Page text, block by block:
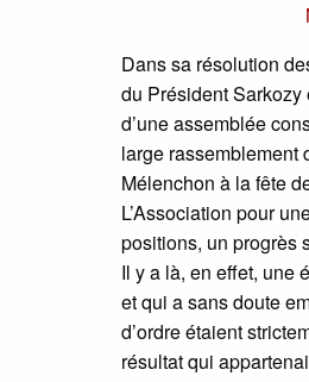
Dans sa résolution
du Président Sarkozy
d’une assemblée
large rassemblement
Mélenchon à la fête
L’Association pour
positions, un progrès
Il y a là, en effet, une
et qui a sans doute
d’ordre étaient
résultat qui